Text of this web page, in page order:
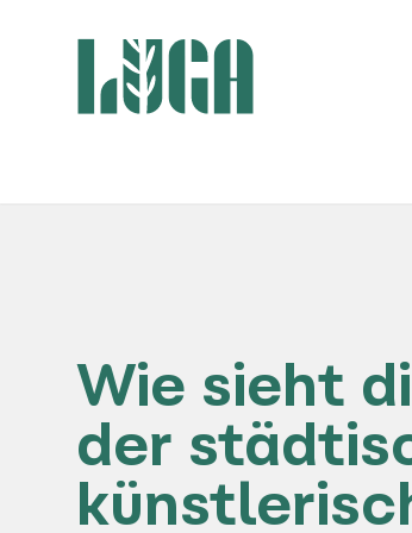
Wie sieht
der